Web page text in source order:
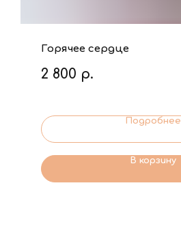
Горячее сердце
2 800 р.
Подробнее
В корзину